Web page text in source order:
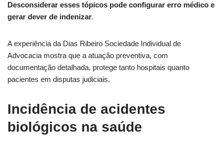
Desconsiderar esses tópicos pode configurar erro médico e
gerar dever de indenizar.
A experiência da Dias Ribeiro Sociedade Individual de
Advocacia mostra que a atuação preventiva, com
documentação detalhada, protege tanto hospitais quanto
pacientes em disputas judiciais.
Incidência de acidentes
biológicos na saúde